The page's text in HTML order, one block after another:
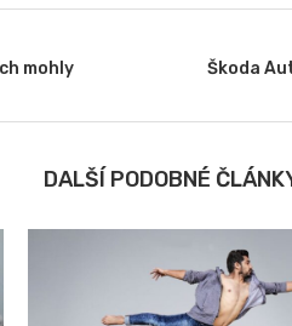
mohly
Škoda
DALŠÍ PODOBNÉ